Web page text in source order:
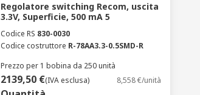
Regolatore switching Recom, uscita
3.3V, Superficie, 500 mA 5
Codice RS 830-0030
Codice costruttore R-78AA3.3-0.5SMD-R
Prezzo per 1 bobina da 250 unità
2139,50 €(IVA esclusa) 8,558 €/unità